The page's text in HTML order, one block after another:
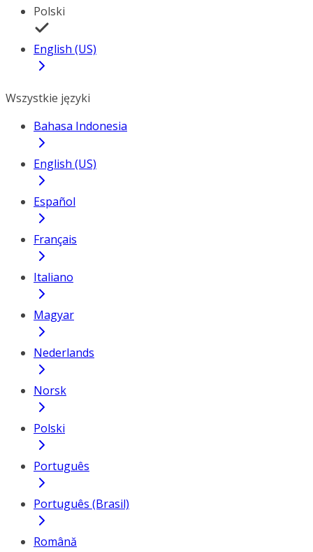
Polski
English (US)
Wszystkie języki
Bahasa Indonesia
English (US)
Español
Français
Italiano
Magyar
Nederlands
Norsk
Polski
Português
Português (Brasil)
Română